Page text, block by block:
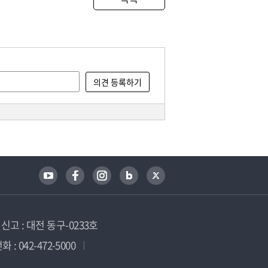
고 : 대전 동구-0233호
: 042-472-5000